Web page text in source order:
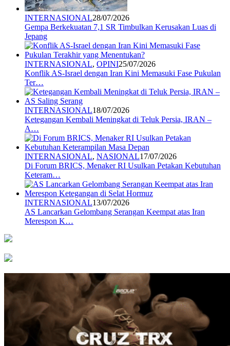
INTERNASIONAL28/07/2026
Gempa Berkekuatan 7,1 SR Timbulkan Kerusakan Luas di
Jepang
INTERNASIONAL, OPINI25/07/2026
Konflik AS-Israel dengan Iran Kini Memasuki Fase Pukulan
Ter…
INTERNASIONAL18/07/2026
Ketegangan Kembali Meningkat di Teluk Persia, IRAN –
A…
INTERNASIONAL, NASIONAL17/07/2026
Di Forum BRICS, Menaker RI Usulkan Petakan Kebutuhan
Keteram…
INTERNASIONAL13/07/2026
AS Lancarkan Gelombang Serangan Keempat atas Iran
Merespon K…